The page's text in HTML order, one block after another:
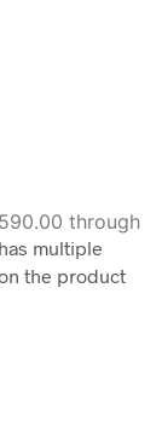
through
multiple
the product